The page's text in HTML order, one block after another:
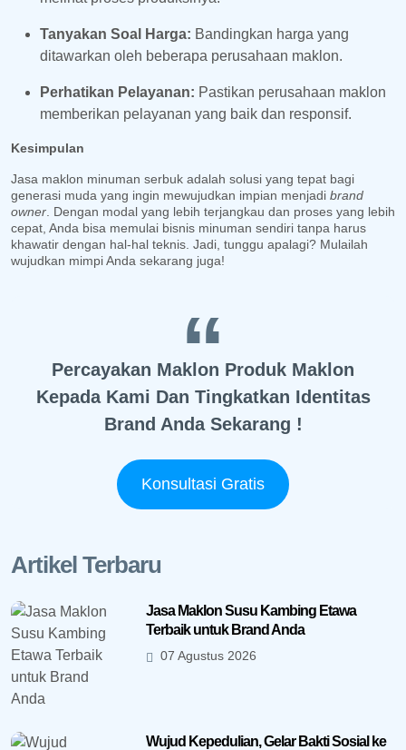
Tanyakan Soal Harga: Bandingkan harga yang
ditawarkan oleh beberapa perusahaan maklon.
Perhatikan Pelayanan: Pastikan perusahaan maklon
memberikan pelayanan yang baik dan responsif.
Kesimpulan
Jasa maklon minuman serbuk adalah solusi yang tepat bagi
generasi muda yang ingin mewujudkan impian menjadi brand
owner . Dengan modal yang lebih terjangkau dan proses yang lebih
cepat, Anda bisa memulai bisnis minuman sendiri tanpa harus
khawatir dengan hal-hal teknis. Jadi, tunggu apalagi? Mulailah
wujudkan mimpi Anda sekarang juga!
Percayakan Maklon Produk Maklon
Kepada Kami Dan Tingkatkan Identitas
Brand Anda Sekarang !
Konsultasi Gratis
Artikel Terbaru
Jasa Maklon Susu Kambing Etawa
Terbaik untuk Brand Anda
07 Agustus 2026
Wujud Kepedulian, Gelar Bakti Sosial ke